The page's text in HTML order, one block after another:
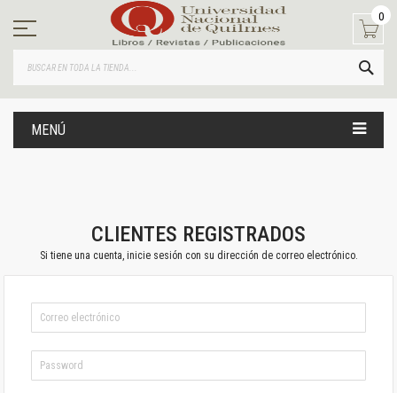
contenido
0
MENÚ
CLIENTES REGISTRADOS
Si tiene una cuenta, inicie sesión con su dirección de correo electrónico.